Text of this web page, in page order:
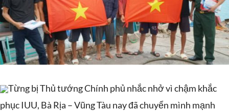
Từng bị Thủ tướng Chính phủ nhắc nhở vì chậm khắc
phục IUU, Bà Rịa – Vũng Tàu nay đã chuyển mình mạnh